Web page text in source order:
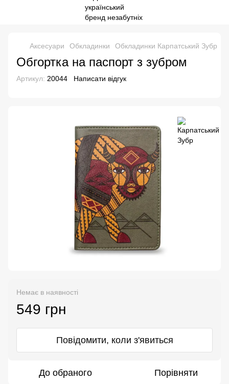
Аксесуари Обкладинки Обкладинки Карпатський Зубр
Обгортка на паспорт з зубром
Артикул: 20044 Написати відгук
Немає в наявності
549 грн
Повідомити, коли з'явиться
До обраного Порівняти